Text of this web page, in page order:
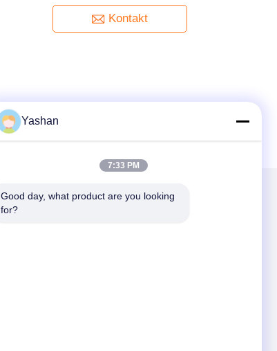
Kontakt
Napisz do nas
Yashan
7:33 PM
Good day, what product are you looking
for?